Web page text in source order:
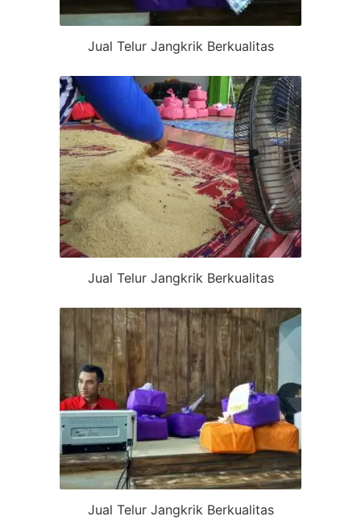
Jual Telur Jangkrik Berkualitas
Jual Telur Jangkrik Berkualitas
Jual Telur Jangkrik Berkualitas